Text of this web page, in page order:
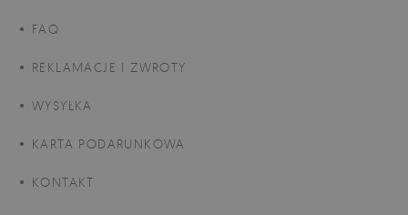
FAQ
REKLAMACJE I ZWROTY
WYSYŁKA
KARTA PODARUNKOWA
KONTAKT